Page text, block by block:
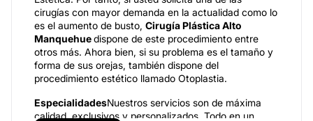
cirugías con mayor demanda en la actualidad como lo
es el aumento de busto, Cirugía Plástica Alto
Manquehuedispone de este procedimiento entre
otros más. Ahora bien, si su problema es el tamaño y
forma de sus orejas, también dispone del
procedimiento estético llamado Otoplastia.
EspecialidadesNuestros servicios son de máxima
calidad, exclusivos y personalizados. Todo en un